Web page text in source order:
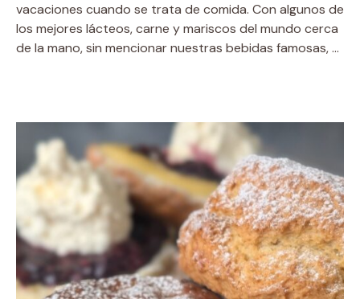
vacaciones cuando se trata de comida. Con algunos de
los mejores lácteos, carne y mariscos del mundo cerca
de la mano, sin mencionar nuestras bebidas famosas, …